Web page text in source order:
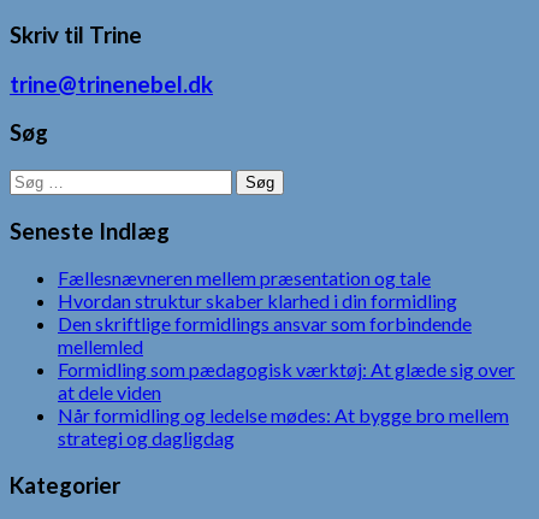
Skriv til Trine
trine@trinenebel.dk
Søg
Søg
efter:
Seneste Indlæg
Fællesnævneren mellem præsentation og tale
Hvordan struktur skaber klarhed i din formidling
Den skriftlige formidlings ansvar som forbindende
mellemled
Formidling som pædagogisk værktøj: At glæde sig over
at dele viden
Når formidling og ledelse mødes: At bygge bro mellem
strategi og dagligdag
Kategorier